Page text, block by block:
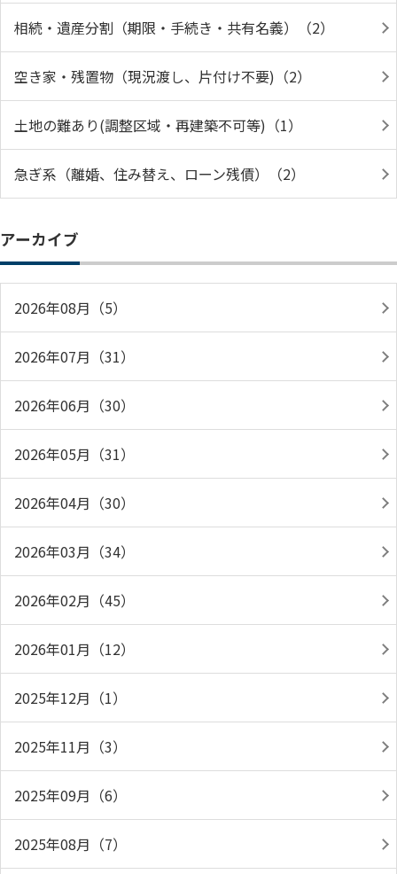
相続・遺産分割（期限・手続き・共有名義）（2）
空き家・残置物（現況渡し、片付け不要)（2）
土地の難あり(調整区域・再建築不可等)（1）
急ぎ系（離婚、住み替え、ローン残債）（2）
アーカイブ
2026年08月（5）
2026年07月（31）
2026年06月（30）
2026年05月（31）
2026年04月（30）
2026年03月（34）
2026年02月（45）
2026年01月（12）
2025年12月（1）
2025年11月（3）
2025年09月（6）
2025年08月（7）